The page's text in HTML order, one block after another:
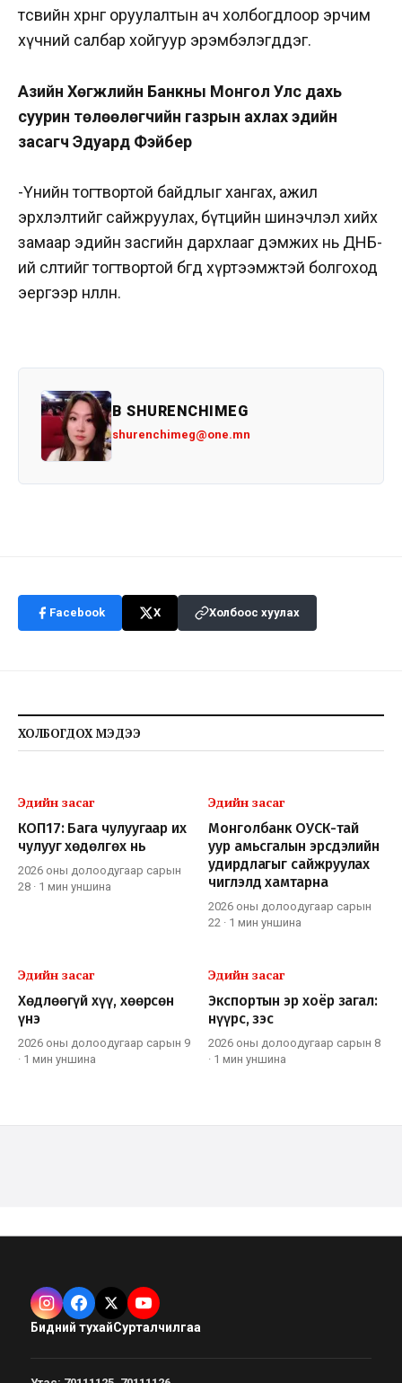
төсвийн хөрөнгө оруулалтын ач холбогдлоор эрчим
хүчний салбар хойгуур эрэмбэлэгддэг.
Азийн Хөгжлийн Банкны Монгол Улс дахь
суурин төлөөлөгчийн газрын ахлах эдийн
засагч Эдуард Фэйбер
-Үнийн тогтвортой байдлыг хангах, ажил
эрхлэлтийг сайжруулах, бүтцийн шинэчлэл хийх
замаар эдийн засгийн дархлааг дэмжих нь ДНБ-
ий өсөлтийг тогтвортой бөгөөд хүртээмжтэй болгоход
эергээр нөлөөлнө.
B SHURENCHIMEG
shurenchimeg@one.mn
Facebook X Холбоос хуулах
ХОЛБОГДОХ МЭДЭЭ
Эдийн засаг
КОП17: Бага чулуугаар их
чулууг хөдөлгөх нь
2026 оны долоодугаар сарын
28 · 1 мин уншина
Эдийн засаг
Монголбанк ОУСК-тай
уур амьсгалын эрсдэлийн
удирдлагыг сайжруулах
чиглэлд хамтарна
2026 оны долоодугаар сарын
22 · 1 мин уншина
Эдийн засаг
Хөдлөөгүй хүү, хөөрсөн
үнэ
2026 оны долоодугаар сарын 9
· 1 мин уншина
Эдийн засаг
Экспортын эр хоёр загал:
нүүрс, зэс
2026 оны долоодугаар сарын 8
· 1 мин уншина
Бидний тухайСурталчилгаа